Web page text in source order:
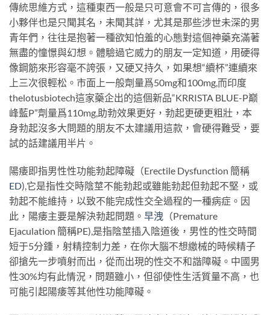
傳統思維方式，這種東西一般是只可意會不可言傳的，很多
小夥伴也是只聞其名，未聞其詳，尤其是那些涉世未深的男
青年們，往往是抱著一種欲知怕羞的心態對這個神藥充滿著
無盡的憧憬與幻想。體驗過它威力的朋友一定知道，用硬得
像鋼筋來形容毫不誇張，又硬又持久，如果想“續杯”連續來
上三次很輕松。市面上一般劑量爲50mg和100mg,而印度
thelotusbiotech這家藥企出的這個新品“KRRISTA BLUE-P巅
峰藍P”劑量爲110mg,助勃效果更好，勃起更硬更粗壯，本
身勃起沒多大問題的朋友不太建議用這款，會硬得難受，要
試的話建議用半片。
陽痿即指男性性功能勃起障礙（Erectile Dysfunction 簡稱
ED),它是指性交時陰莖不能勃起或雖能勃起但勃起不堅，或
勃起不能維持，以致不能完成性交全過程的一種病症。因
此，陽痿主要是解決勃起問題。 早洩 （Premature
Ejaculation 簡稱PE),是指陰莖插入陰道後，男性的性交時間
短于5分鍾，射精控制力差，在你大腦不想繳械的時候精子
卻搶先一步噴射而出，從而出現的性交不和諧障礙。中國男
性30%均有此情況，問題雖小，但卻使性生活質量不高，也
可能引起陽痿等其他性功能障礙。